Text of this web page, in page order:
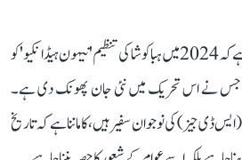
سوزوکا کی یہ مہم اس لیے بھی اہم ہے کہ 2024 میں ہباکوشا کی تنظیم 'نیہون ہیڈانکیو' کو
جس نے اس تحریک میں نئی جان پھونک دی ہے۔
ڈی جیز) کی نوجوان سفیر ہیں، کا ماننا ہے کہ تاریخ